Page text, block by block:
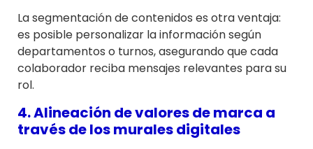
La segmentación de contenidos es otra ventaja:
es posible personalizar la información según
departamentos o turnos, asegurando que cada
colaborador reciba mensajes relevantes para su
rol.
4. Alineación de valores de marca a
través de los murales digitales